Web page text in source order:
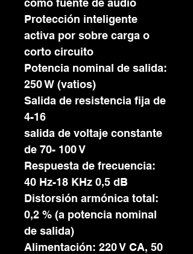
como fuente de audio
Protección inteligente
activa por sobre carga o
corto circuito
Potencia nominal de salida:
250 W (vatios)
Salida de resistencia fija de
4-16
salida de voltaje constante
de 70- 100 V
Respuesta de frecuencia:
40 Hz-18 KHz 0,5 dB
Distorsión armónica total:
0,2 % (a potencia nominal
de salida)
Alimentación: 220 V CA, 50